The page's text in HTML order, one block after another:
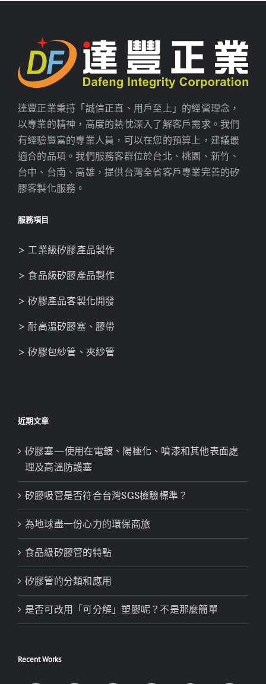
達豐正業秉持「誠信正直、用戶至上」的經營理念，
以專業的精神，高度的熱忱深入了解客戶需求。我們
有經驗豐富的專業人員，可以在您的預算上，建議最
適合的品項。我們服務客群位於台北、桃園、新竹、
台中、台南、高雄，提供台灣全省客戶專業完善的矽
膠客製化服務。
服務項目
> 工業級矽膠產品製作
> 食品級矽膠產品製作
> 矽膠產品客製化開發
> 耐高溫矽膠塞、膠帶
> 矽膠包紗管、夾紗管
近期文章
矽膠塞—使用在電鍍、陽極化、噴漆和其他表面處
理及高溫防護塞
矽膠吸管是否符合台灣SGS檢驗標準？
為地球盡一份心力的環保商旅
食品級矽膠管的特點
矽膠管的分類和應用
是否可改用「可分解」塑膠呢？不是那麼簡單
Recent Works